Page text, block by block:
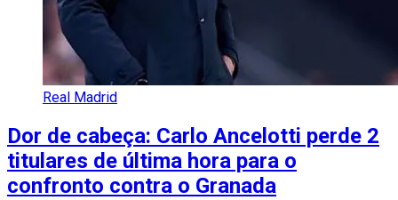
Real Madrid
Dor de cabeça: Carlo Ancelotti perde 2
titulares de última hora para o
confronto contra o Granada